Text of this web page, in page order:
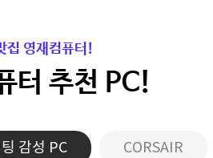
집 영재컴퓨터!
터 추천 PC!
감성 PC CORSAIR